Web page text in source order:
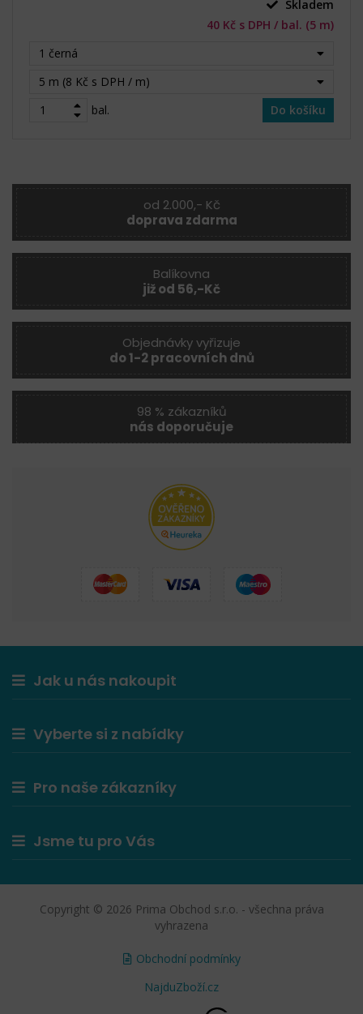
Skladem
40 Kč s DPH / bal. (5 m)
1 černá
5 m (8 Kč s DPH / m)
bal.
Do košíku
od 2.000,- Kč
doprava zdarma
Balíkovna
již od 56,-Kč
Objednávky vyřizuje
do 1-2 pracovních dnů
98 % zákazníků
nás doporučuje
Jak u nás nakoupit
Vyberte si z nabídky
Pro naše zákazníky
Jsme tu pro Vás
Copyright © 2026 Prima Obchod s.r.o. - všechna práva
vyhrazena
Obchodní podmínky
NajduZboží.cz